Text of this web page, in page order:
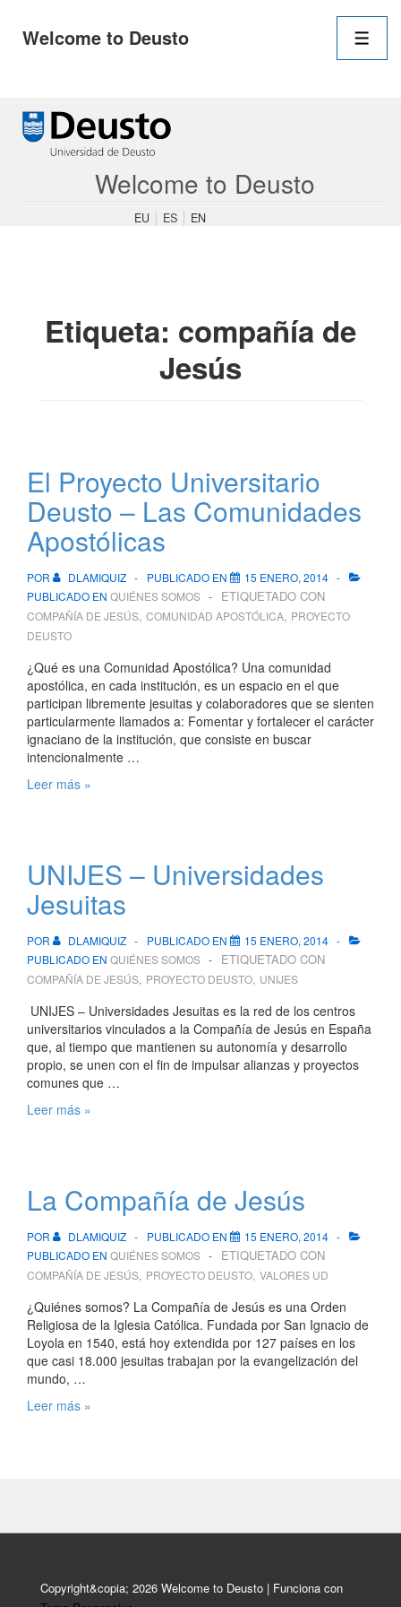
Welcome to Deusto
principal
Saltar
contenido
Welcome to Deusto
EU ES EN
Etiqueta: compañía de
Jesús
El Proyecto Universitario
Deusto – Las Comunidades
Apostólicas
POR DLAMIQUIZ PUBLICADO EN
15 ENERO, 2014
PUBLICADO EN QUIÉNES SOMOS ETIQUETADO CON
COMPAÑÍA DE JESÚS, COMUNIDAD APOSTÓLICA, PROYECTO
DEUSTO
¿Qué es una Comunidad Apostólica? Una comunidad
apostólica, en cada institución, es un espacio en el que
participan libremente jesuitas y colaboradores que se sienten
particularmente llamados a: Fomentar y fortalecer el carácter
ignaciano de la institución, que consiste en buscar
intencionalmente …
El
Comunidades
Apostólicas
Leer más »
UNIJES – Universidades
Jesuitas
POR DLAMIQUIZ PUBLICADO EN
15 ENERO, 2014
PUBLICADO EN QUIÉNES SOMOS ETIQUETADO CON
COMPAÑÍA DE JESÚS, PROYECTO DEUSTO, UNIJES
UNIJES – Universidades Jesuitas es la red de los centros
universitarios vinculados a la Compañía de Jesús en España
que, al tiempo que mantienen su autonomía y desarrollo
propio, se unen con el fin de impulsar alianzas y proyectos
comunes que …
UNIJES
Leer más »
La Compañía de Jesús
POR DLAMIQUIZ PUBLICADO EN
15 ENERO, 2014
PUBLICADO EN QUIÉNES SOMOS ETIQUETADO CON
COMPAÑÍA DE JESÚS, PROYECTO DEUSTO, VALORES UD
¿Quiénes somos? La Compañía de Jesús es una Orden
Religiosa de la Iglesia Católica. Fundada por San Ignacio de
Loyola en 1540, está hoy extendida por 127 países en los
que casi 18.000 jesuitas trabajan por la evangelización del
mundo, …
La
Leer más »
Copyright&copia; 2026 Welcome to Deusto | Funciona con